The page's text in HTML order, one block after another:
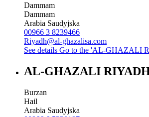
Dammam
Dammam
Arabia Saudyjska
00966 3 8239466
Riyadh@al-ghazalisa.com
See details Go to the 'AL-GHAZALI
AL-GHAZALI
Burzan
Hail
Arabia Saudyjska